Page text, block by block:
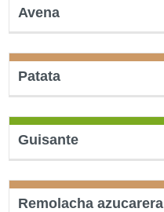
Avena
Patata
Guisante
Remolacha azucarera